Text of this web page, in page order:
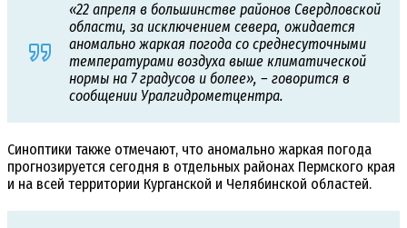
«22 апреля в большинстве районов Свердловской
области, за исключением севера, ожидается
аномально жаркая погода со среднесуточными
температурами воздуха выше климатической
нормы на 7 градусов и более», – говорится в
сообщении Уралгидрометцентра.
Синоптики также отмечают, что аномально жаркая погода
прогнозируется сегодня в отдельных районах Пермского края
и на всей территории Курганской и Челябинской областей.